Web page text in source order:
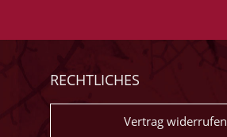
RECHTLICHES
Vertrag widerrufen